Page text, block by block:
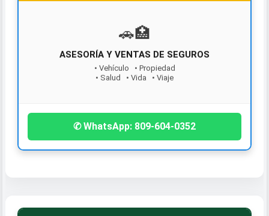
🚗️🏥
ASESORÍA Y VENTAS DE SEGUROS
• Vehículo • Propiedad
• Salud • Vida • Viaje
¡Contáctanos hoy!
✆ WhatsApp: 809-604-0352